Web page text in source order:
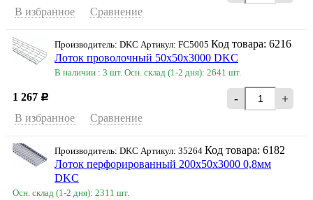
В избранное Сравнение
Производитель: DKC Артикул: FC5005 Код товара: 6216
Лоток проволочный 50х50х3000 DKC
В наличии : 3 шт. Осн. склад (1-2 дня): 2641 шт.
1 267 Р - +
В избранное Сравнение
Производитель: DKC Артикул: 35264 Код товара: 6182
Лоток перфорированный 200х50х3000 0,8мм
DKC
Осн. склад (1-2 дня): 2311 шт.